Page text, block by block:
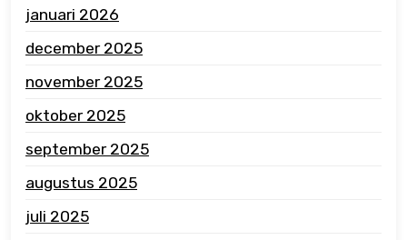
januari 2026
december 2025
november 2025
oktober 2025
september 2025
augustus 2025
juli 2025